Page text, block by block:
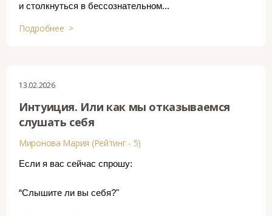
и столкнуться в бессознательном...
Подробнее >
13.02.2026
Интуиция. Или как мы отказываемся
слушать себя
Миронова Мария (Рейтинг - 5)
Если я вас сейчас спрошу:
“Слышите ли вы себя?"